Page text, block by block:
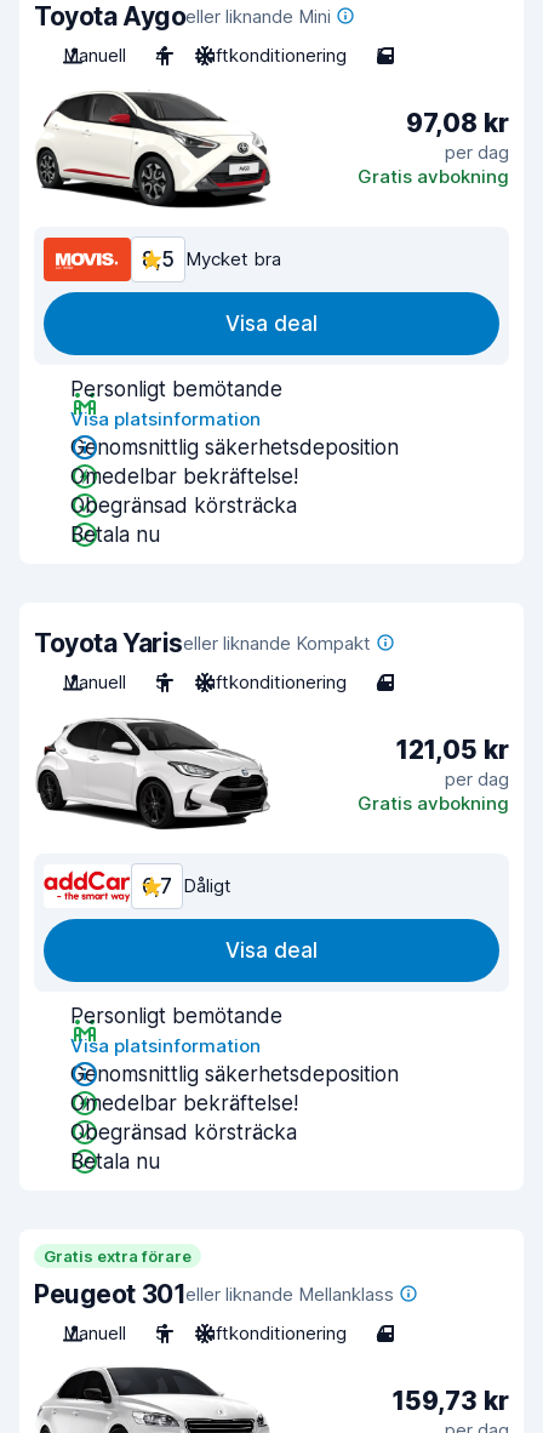
Toyota Aygoeller liknande Mini
Manuell
4 Luftkonditionering 5
97,08 kr
per dag
Gratis avbokning
8,5 Mycket bra
Visa deal
Personligt bemötande
Visa platsinformation
Genomsnittlig säkerhetsdeposition
Omedelbar bekräftelse!
Obegränsad körsträcka
Betala nu
Toyota Yariseller liknande Kompakt
Manuell
5 Luftkonditionering 4
121,05 kr
per dag
Gratis avbokning
6,7 Dåligt
Visa deal
Personligt bemötande
Visa platsinformation
Genomsnittlig säkerhetsdeposition
Omedelbar bekräftelse!
Obegränsad körsträcka
Betala nu
Gratis extra förare
Peugeot 301eller liknande Mellanklass
Manuell
5 Luftkonditionering 4
159,73 kr